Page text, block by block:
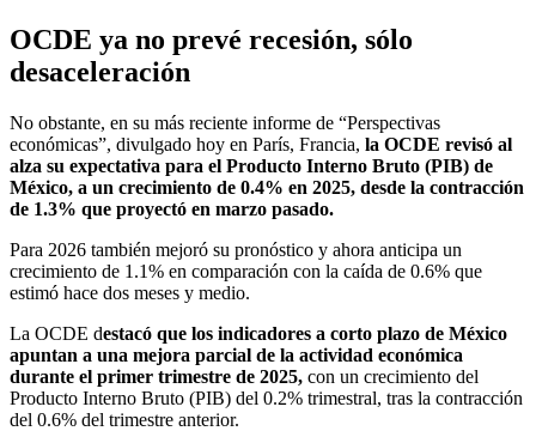
OCDE ya no prevé recesión, sólo
desaceleración
No obstante, en su más reciente informe de “Perspectivas
económicas”, divulgado hoy en París, Francia, la OCDE revisó al
alza su expectativa para el Producto Interno Bruto (PIB) de
México, a un crecimiento de 0.4% en 2025, desde la contracción
de 1.3% que proyectó en marzo pasado.
Para 2026 también mejoró su pronóstico y ahora anticipa un
crecimiento de 1.1% en comparación con la caída de 0.6% que
estimó hace dos meses y medio.
La OCDE destacó que los indicadores a corto plazo de México
apuntan a una mejora parcial de la actividad económica
durante el primer trimestre de 2025, con un crecimiento del
Producto Interno Bruto (PIB) del 0.2% trimestral, tras la contracción
del 0.6% del trimestre anterior.